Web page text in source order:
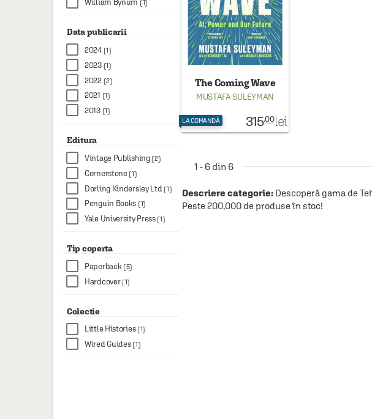
William Bynum (1)
Data publicarii
2024 (1)
2023 (1)
2022 (2)
2021 (1)
2013 (1)
Editura
Vintage Publishing (2)
Cornerstone (1)
Dorling Kindersley Ltd (1)
Penguin Books (1)
Yale University Press (1)
Tip coperta
Paperback (5)
Hardcover (1)
Colectie
Little Histories (1)
Wired Guides (1)
The Coming Wave
MUSTAFA SULEYMAN
LA COMANDĂ 315.00 lei
1 - 6 din 6
Descriere categorie: Descoperă gama de
Peste 200,000 de produse în stoc!